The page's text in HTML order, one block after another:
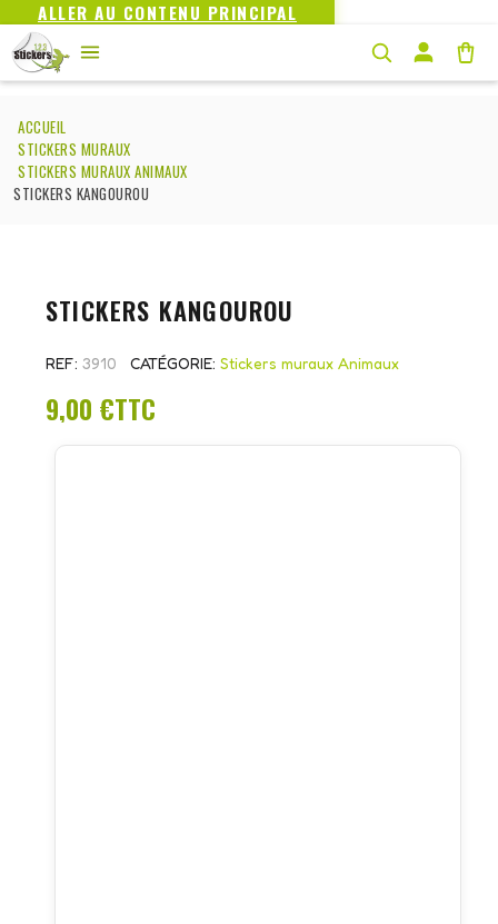
ALLER AU CONTENU PRINCIPAL
ACCUEIL
STICKERS MURAUX
STICKERS MURAUX ANIMAUX
STICKERS KANGOUROU
STICKERS KANGOUROU
REF 3910 CATÉGORIE Stickers muraux Animaux
9,00 €TTC